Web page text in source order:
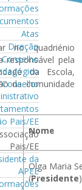
Atas
Direção
Conselho
Conselho
Pais/EE
Pais/EE
da
APEE
no quadriénio
responsável pela
da Escola,
da comunidade
Nome
Olga Maria
(Presidente)